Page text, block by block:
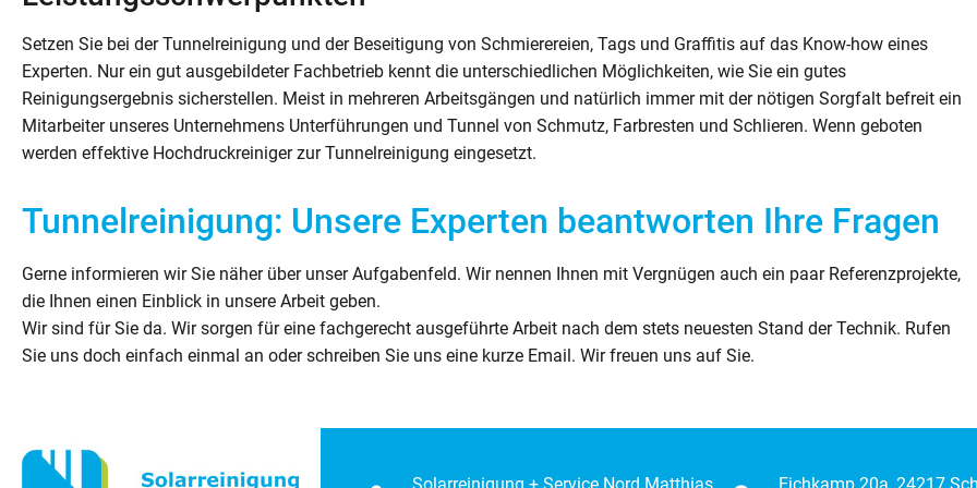
Setzen Sie bei der Tunnelreinigung und der Beseitigung von Schmierereien, Tags und Graffitis auf das Know-how eines
Experten. Nur ein gut ausgebildeter Fachbetrieb kennt die unterschiedlichen Möglichkeiten, wie Sie ein gutes
Reinigungsergebnis sicherstellen. Meist in mehreren Arbeitsgängen und natürlich immer mit der nötigen Sorgfalt befreit ein
Mitarbeiter unseres Unternehmens Unterführungen und Tunnel von Schmutz, Farbresten und Schlieren. Wenn geboten
werden effektive Hochdruckreiniger zur Tunnelreinigung eingesetzt.
Tunnelreinigung: Unsere Experten beantworten Ihre Fragen
Gerne informieren wir Sie näher über unser Aufgabenfeld. Wir nennen Ihnen mit Vergnügen auch ein paar Referenzprojekte,
die Ihnen einen Einblick in unsere Arbeit geben.
Wir sind für Sie da. Wir sorgen für eine fachgerecht ausgeführte Arbeit nach dem stets neuesten Stand der Technik. Rufen
Sie uns doch einfach einmal an oder schreiben Sie uns eine kurze Email. Wir freuen uns auf Sie.